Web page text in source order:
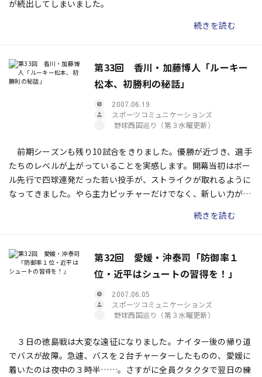
が続出してしまいました。
続きを読む
第33回 香川・加藤博人「ルーキー
松本、初勝利の秘話」
2007.06.19
スポーツコミュニケーションズ
野球西国巡り（第３水曜更新）
前期シーズンも残り10試合をきりました。優勝が近づき、選手
たちのレベルが上がっていることを実感します。開幕当初はボー
ル先行で四球連発だった若い投手が、ストライクが取れるように
なってきました。やら主力ピッチャーだけでなく、新しい力が出
続きを読む
第32回 愛媛・沖泰司「防御率１
位・近平はシュートの習得を！」
2007.06.05
スポーツコミュニケーションズ
野球西国巡り（第３水曜更新）
３日の徳島戦は大変な遠征になりました。ナイター後の帰り道
でバスが故障。急遽、バスを２台チャーターしたものの、愛媛に
着いたのは夜中の３時半……。さすがに全員クタクタで翌日の練